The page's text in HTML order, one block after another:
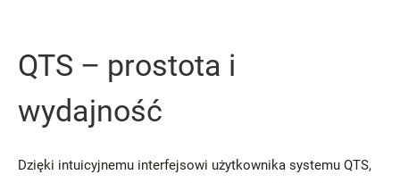
QTS – prostota i
wydajność
Dzięki intuicyjnemu interfejsowi użytkownika systemu QTS,